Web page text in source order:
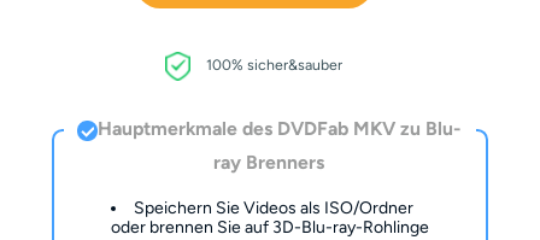
100% sicher&sauber
Hauptmerkmale des DVDFab MKV zu Blu-
ray Brenners
Speichern Sie Videos als ISO/Ordner
oder brennen Sie auf 3D-Blu-ray-Rohlinge